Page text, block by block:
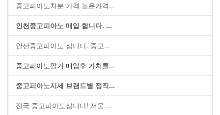
중고피아노처분 가격 높은가격...
인천중고피아노 매입 합니다. ...
안산중고피아노 삽니다. 중고...
중고피아노팔기 매입후 가치를...
중고피아노시세 브랜드별 정직...
전국 중고피아노삽니다! 서울 ...